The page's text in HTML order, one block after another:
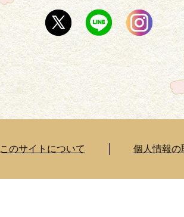
このサイトについて 個人情報の